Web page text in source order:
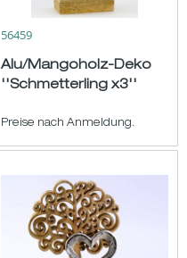
56459
Alu/Mangoholz-Deko
''Schmetterling x3''
Preise nach Anmeldung.